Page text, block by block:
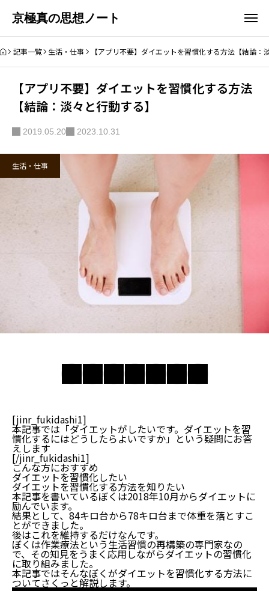
京極真の思想ノート
記事一覧 生活・仕事 【アプリ不要】ダイエットを習慣化する方法【結論：
【アプリ不要】ダイエットを習慣化する方法
【結論：淡々と行動する】
2019.05.20 2023.10.31
生活・仕事
[jinr_fukidashi1]
本記事では「ダイエットがしたいです。ダイエットを習
慣化するにはどうしたらよいですか」という疑問にお答
えします
[/jinr_fukidashi1]
こんな方におすすめ
ダイエットを習慣化したい
ダイエットを習慣化する方法を知りたい
本記事を書いているぼくは2018年10月からダイエットに
励んでいます。
結果として、84キロ台から78キロ台まで体重を落とすこ
とができました。
後はこれを維持するだけなんです。
ぼくは作業療法という生活習慣の再構築の専門家なの
で、その知見をうまく応用しながらダイエットの習慣化
に取り組みました。
本記事ではそんなぼくがダイエットを習慣化する方法に
ついてさくっと解説します。